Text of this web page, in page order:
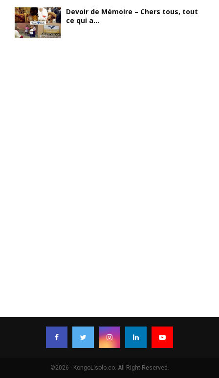
Devoir de Mémoire – Chers tous, tout
ce qui a...
©2026 - KongoLisolo.co. All Right Reserved.